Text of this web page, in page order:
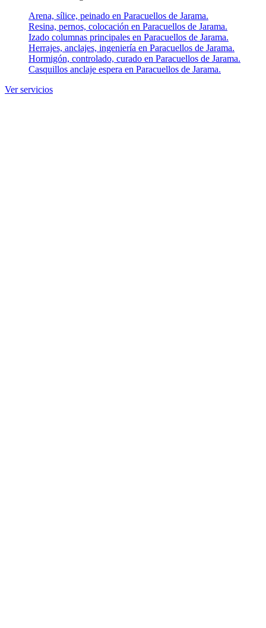
Arena, sílice, peinado en Paracuellos de Jarama.
Resina, pernos, colocación en Paracuellos de Jarama.
Izado columnas principales en Paracuellos de Jarama.
Herrajes, anclajes, ingeniería en Paracuellos de Jarama.
Hormigón, controlado, curado en Paracuellos de Jarama.
Casquillos anclaje espera en Paracuellos de Jarama.
Ver servicios